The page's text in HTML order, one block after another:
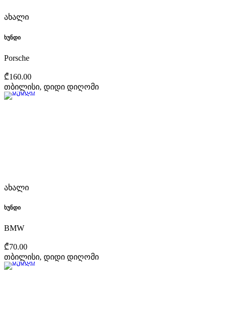
ახალი
ხუნდი
Porsche
₾160.00
თბილისი, დიდი დიღომი
ახალი
ხუნდი
BMW
₾70.00
თბილისი, დიდი დიღომი